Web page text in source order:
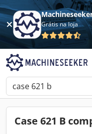
Grátis na loja
Case 621 B